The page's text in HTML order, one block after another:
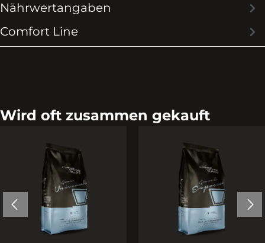
Nährwertangaben
Comfort Line
Wird oft zusammen gekauft